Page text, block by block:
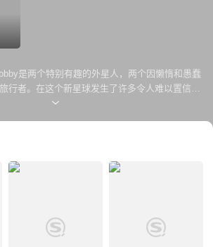
是两个特别有趣的外星人，两个因懒惰和愚蠢
行者。在这个新星球发生了许多令人难以置信的
好玩的地方，超治愈的爆笑故事让大家每天都在